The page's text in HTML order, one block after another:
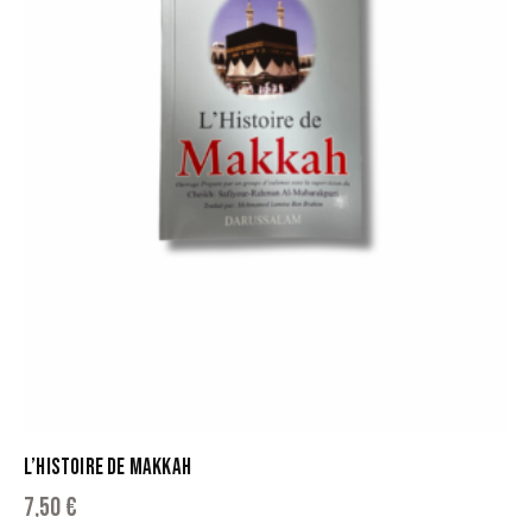
L’HISTOIRE DE MAKKAH
7,50€